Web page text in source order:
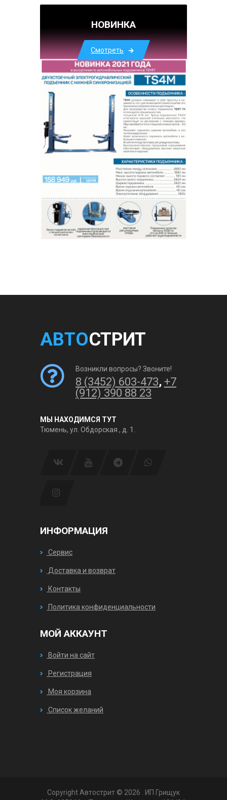
НОВИНКА
Смотреть
АВТОСТРИТ
Возникли вопросы? Звоните!
8 (3452) 603-473, +7
(912) 390 88 23
МЫ НАХОДИМСЯ ТУТ
Тюмень, ул. Обдорская , д. 1.
ИНФОРМАЦИЯ
Сервис
Доставка и возврат
Контакты
Политика конфиденциальности
МОЙ АККАУНТ
Войти на сайт
Регистрация
Моя корзина
Список желаний
Copyright Автострит © 2026
. ИП Грищук